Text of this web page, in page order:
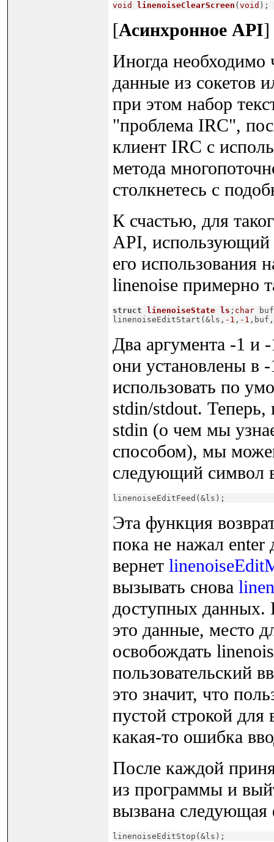
void linenoiseClearScreen ( void ) ;
[Асинхронное API]
Иногда необходимо
данные из сокетов
при этом набор
"проблема IRC",
клиент IRC с
метода
столкнетесь с
К счастью, для
API, использующий
его использования
linenoise примерно
struct linenoiseState ls ; char
linenoiseEditStart(&ls, -1 , -1 ,buf,
Два аргумента -1 и
они установлены в
использовать по
stdin/stdout. Теперь,
stdin (о чем мы
способом), мы
следующий символ
linenoiseEditFeed(&ls);
Эта функция
пока не нажал enter
вернет
вызывать снова
доступных данных.
это данные, место
освобождать
пользовательский
это значит, что
пустой строкой
какая-то ошибка
После каждой
из программы и
вызвана следующая
linenoiseEditStop(&ls);